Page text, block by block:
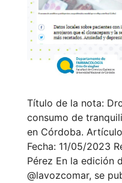
Título de la nota:
consumo de
en Córdoba.
Fecha: 11/05/2023
Pérez En la edición
@lavozcomar, se